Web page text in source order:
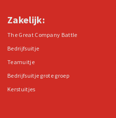
Zakelijk:
The Great Company Battle
Bedrijfsuitje
Teamuitje
Bedrijfsuitje grote groep
Kerstuitjes